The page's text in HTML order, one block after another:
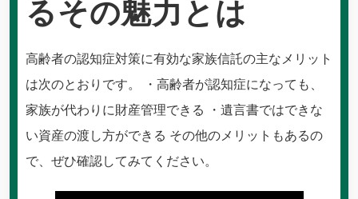
るその魅力とは
高齢者の認知症対策に有効な家族信託の主なメリット
は次のとおりです。 ・高齢者が認知症になっても、
家族が代わりに財産管理できる ・遺言書ではできな
い資産の渡し方ができる その他のメリットもあるの
で、ぜひ確認してみてください。